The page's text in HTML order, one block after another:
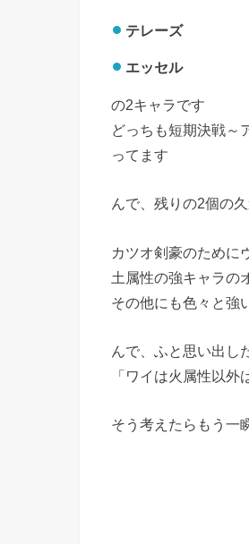
テレーズ
エッセル
の2キャラです
どっちも短期決戦～
ってます
んで、残りの2個の
カツオ剣豪のために
土属性の強キャラの
その他にも色々と強
んで、ふと思い出し
「ワイは火属性以
そう考えたらもう一